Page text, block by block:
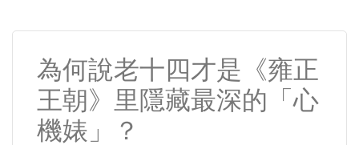
為何說老十四才是《雍正
王朝》里隱藏最深的「心
機婊」？